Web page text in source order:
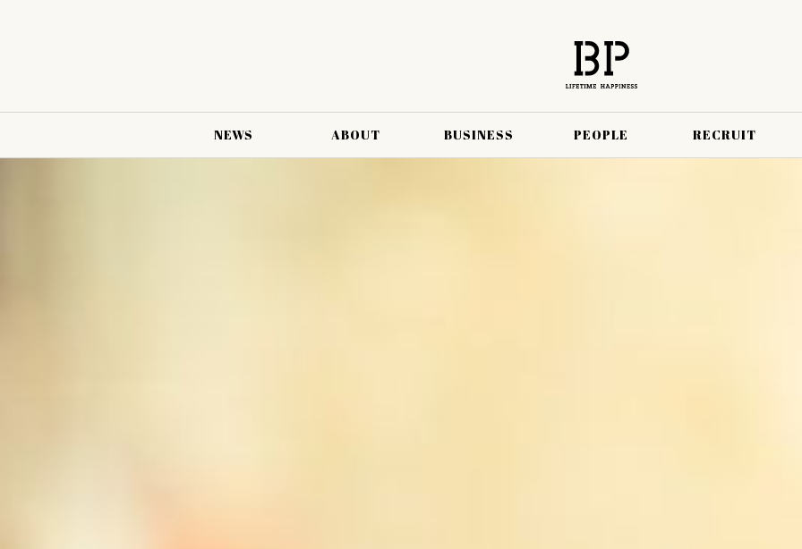
NEWS ABOUT BUSINESS PEOPLE RECRUIT